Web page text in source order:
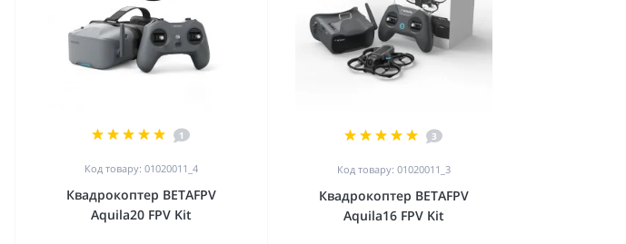
1
Код товару: 01020011_4
Квадрокоптер BETAFPV
Aquila20 FPV Kit
3
Код товару: 01020011_3
Квадрокоптер BETAFPV
Aquila16 FPV Kit